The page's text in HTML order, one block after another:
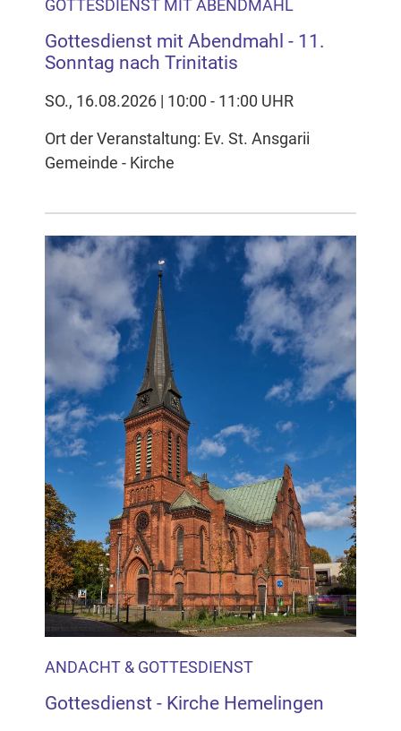
GOTTESDIENST MIT ABENDMAHL
Gottesdienst mit Abendmahl - 11.
Sonntag nach Trinitatis
SO., 16.08.2026 | 10:00 - 11:00 UHR
Ort der Veranstaltung: Ev. St. Ansgarii
Gemeinde - Kirche
ANDACHT & GOTTESDIENST
Gottesdienst - Kirche Hemelingen